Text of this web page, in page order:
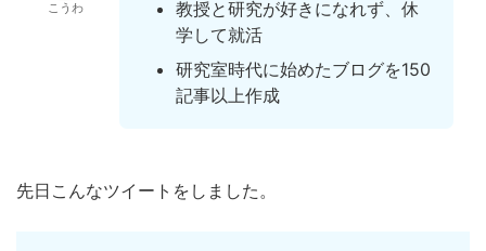
こうわ
教授と研究が好きになれず、休
学して就活
研究室時代に始めたブログを150
記事以上作成
先日こんなツイートをしました。